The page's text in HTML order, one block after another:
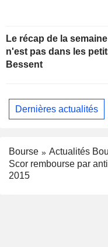
Le récap de la
n'est pas dans les
Bessent
Dernières actualités
Bourse
Actualités
Scor rembourse par
2015